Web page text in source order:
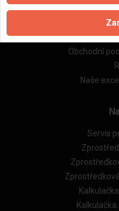
Zpracování a
Zásady pro
Obchodní
Obchodní
Naše
Servis